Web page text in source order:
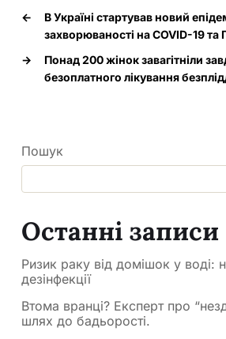
←
В Україні стартував новий
захворюваності на COVID-19 та
→
Понад 200 жінок завагітніли
безоплатного лікування
Пошук
Останні записи
Ризик раку від домішок у воді:
дезінфекції
Втома вранці? Експерт про
шлях до бадьорості.